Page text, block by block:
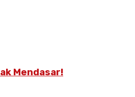
Mendasar!